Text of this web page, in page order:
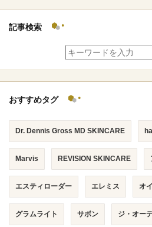
記事検索
おすすめタグ
Dr. Dennis Gross MD SKINCARE
Marvis REVISION SKINCARE
エスティローダー エレミス オ
グラムライト サボン ジ・オー